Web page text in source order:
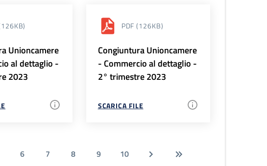
Unioncamere
al dettaglio -
2023
PDF (126KB)
Congiuntura Unioncamere
- Commercio al dettaglio -
2° trimestre 2023
SCARICA FILE
6 7 8 9 10